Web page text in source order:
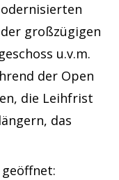
großzügigen
u.v.m.
der Open
die Leihfrist
das